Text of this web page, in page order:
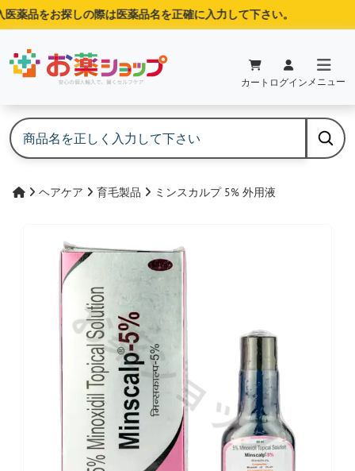
品をお探しの際は医薬品名を正確に入力して下さい。
カート ログイン メニュー
ヘアケア 育毛製品 ミンスカルプ 5% 外用液
お薬ショップ